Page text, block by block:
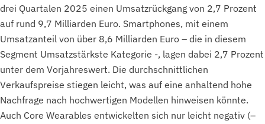
drei Quartalen 2025 einen Umsatzrückgang von 2,7 Prozent
auf rund 9,7 Milliarden Euro. Smartphones, mit einem
Umsatzanteil von über 8,6 Milliarden Euro – die in diesem
Segment Umsatzstärkste Kategorie -, lagen dabei 2,7 Prozent
unter dem Vorjahreswert. Die durchschnittlichen
Verkaufspreise stiegen leicht, was auf eine anhaltend hohe
Nachfrage nach hochwertigen Modellen hinweisen könnte.
Auch Core Wearables entwickelten sich nur leicht negativ (–